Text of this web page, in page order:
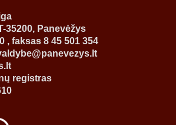
35200, Panevėžys
, faksas 8 45 501 354
registras